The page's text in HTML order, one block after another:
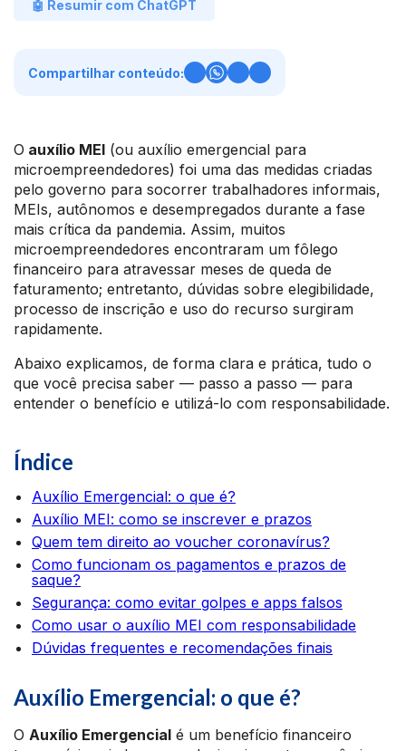
🤖 Resumir com ChatGPT
Compartilhar conteúdo:
O auxílio MEI (ou auxílio emergencial para
microempreendedores) foi uma das medidas criadas
pelo governo para socorrer trabalhadores informais,
MEIs, autônomos e desempregados durante a fase
mais crítica da pandemia. Assim, muitos
microempreendedores encontraram um fôlego
financeiro para atravessar meses de queda de
faturamento; entretanto, dúvidas sobre elegibilidade,
processo de inscrição e uso do recurso surgiram
rapidamente.
Abaixo explicamos, de forma clara e prática, tudo o
que você precisa saber — passo a passo — para
entender o benefício e utilizá-lo com responsabilidade.
Índice
Auxílio Emergencial: o que é?
Auxílio MEI: como se inscrever e prazos
Quem tem direito ao voucher coronavírus?
Como funcionam os pagamentos e prazos de
saque?
Segurança: como evitar golpes e apps falsos
Como usar o auxílio MEI com responsabilidade
Dúvidas frequentes e recomendações finais
Auxílio Emergencial: o que é?
O Auxílio Emergencial é um benefício financeiro